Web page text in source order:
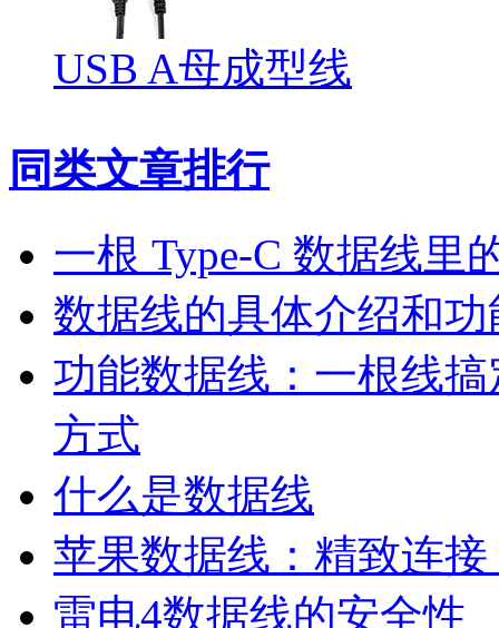
USB A母成型线
同类文章排行
一根 Type-C 数据线里
数据线的具体介绍和功
功能数据线：一根线
方式
什么是数据线
苹果数据线：精致连
雷电4数据线的安全性